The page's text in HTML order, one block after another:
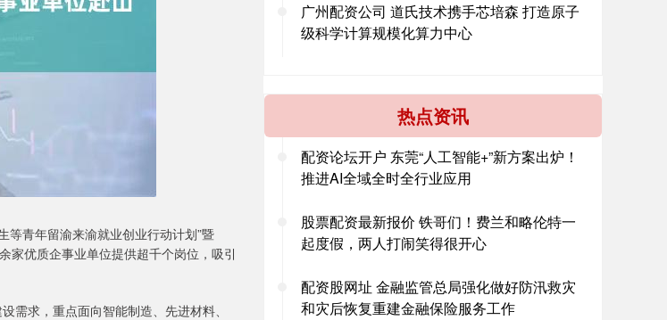
等青年留渝来渝就业创业行动计划”暨
家优质企事业单位提供超千个岗位，吸引
需求，重点面向智能制造、先进材料、
广州配资公司 道氏技术携手芯培森 打造原子
级科学计算规模化算力中心
热点资讯
配资论坛开户 东莞“人工智能+”新方案出炉！
推进AI全域全时全行业应用
股票配资最新报价 铁哥们！费兰和略伦特一
起度假，两人打闹笑得很开心
配资股网址 金融监管总局强化做好防汛救灾
和灾后恢复重建金融保险服务工作